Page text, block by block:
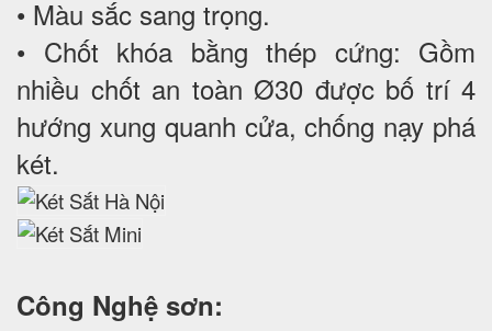
• Màu sắc sang trọng.
• Chốt khóa bằng thép cứng: Gồm
nhiều chốt an toàn Ø30 được bố trí 4
hướng xung quanh cửa, chống nạy phá
két.
Công Nghệ sơn: